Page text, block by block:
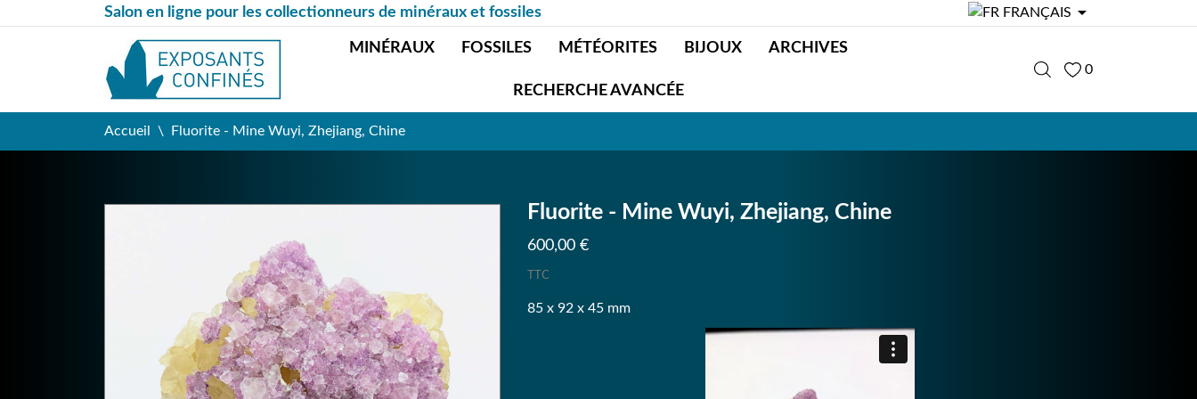
Salon en ligne pour les collectionneurs de minéraux et fossiles FRANÇAIS 
MINÉRAUX FOSSILES MÉTÉORITES BIJOUX ARCHIVES
RECHERCHE AVANCÉE
0
Accueil Fluorite - Mine Wuyi, Zhejiang, Chine
Fluorite - Mine Wuyi, Zhejiang, Chine
600,00 €
TTC
85 x 92 x 45 mm